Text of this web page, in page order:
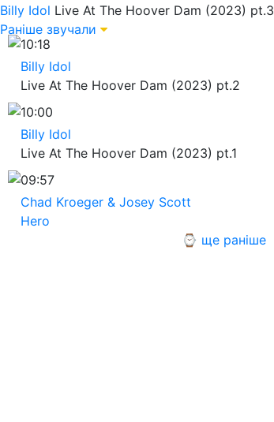
Billy Idol Live At The Hoover Dam (2023) pt.3
Раніше звучали
10:18
Billy Idol
Live At The Hoover Dam (2023) pt.2
10:00
Billy Idol
Live At The Hoover Dam (2023) pt.1
09:57
Chad Kroeger & Josey Scott
Hero
⌚ ще раніше